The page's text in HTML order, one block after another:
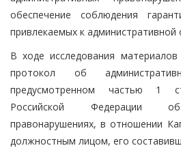
обеспечение соблюдения
привлекаемых к административной
В ходе исследования
протокол об
предусмотренном частью 1
Российской Федерации об
правонарушениях, в отношении
должностным лицом, его